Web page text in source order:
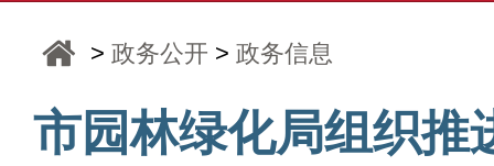
>政务公开 >政务信息
市园林绿化局组织推